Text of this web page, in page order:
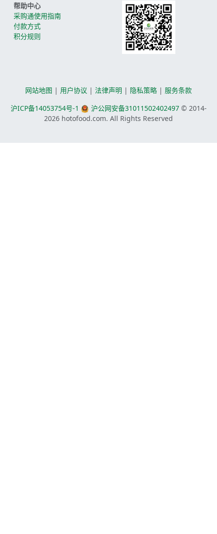
帮助中心
采购通使用指南
付款方式
积分规则
网站地图 | 用户协议 | 法律声明 | 隐私策略 | 服务条款
沪ICP备14053754号-1
沪公网安备31011502402497© 2014-
2026 hotofood.com. All Rights Reserved